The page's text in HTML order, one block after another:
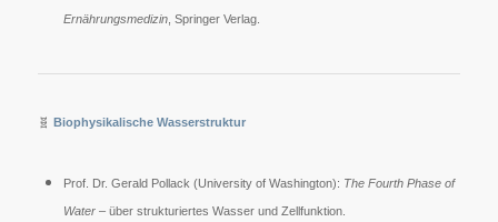
Ernährungsmedizin, Springer Verlag.
🧬 Biophysikalische Wasserstruktur
Prof. Dr. Gerald Pollack (University of Washington): The Fourth Phase of
Water– über strukturiertes Wasser und Zellfunktion.